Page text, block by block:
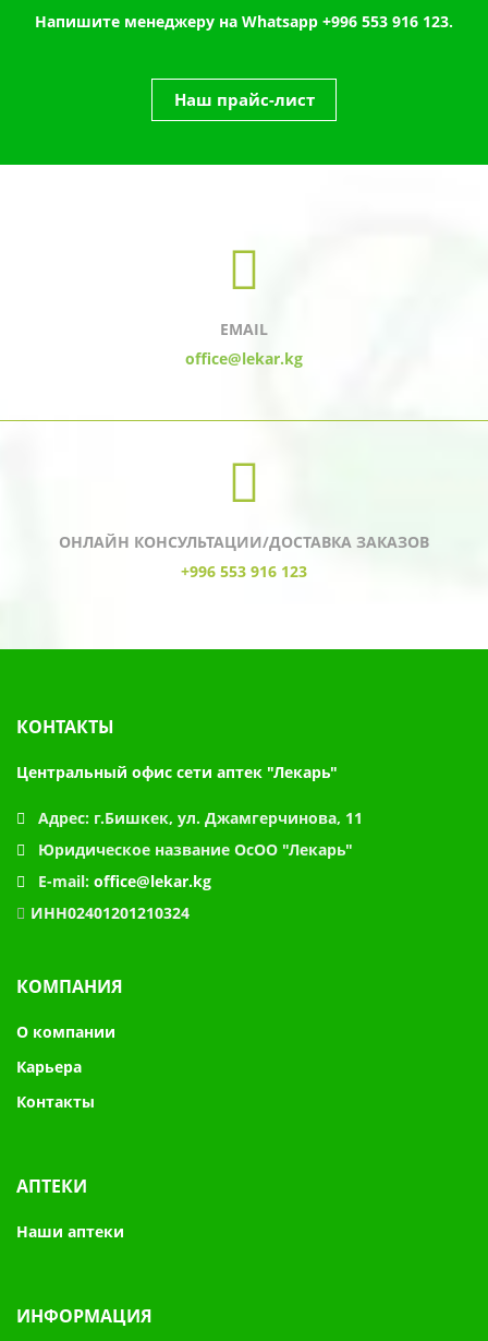
Напишите менеджеру на Whatsapp +996 553 916 123.
Наш прайс-лист
EMAIL
office@lekar.kg
ОНЛАЙН КОНСУЛЬТАЦИИ/ДОСТАВКА ЗАКАЗОВ
+996 553 916 123
КОНТАКТЫ
Центральный офис сети аптек "Лекарь"
Адрес: г.Бишкек, ул. Джамгерчинова, 11
Юридическое название ОсОО "Лекарь"
E-mail: office@lekar.kg
ИНН02401201210324
КОМПАНИЯ
О компании
Карьера
Контакты
АПТЕКИ
Наши аптеки
ИНФОРМАЦИЯ